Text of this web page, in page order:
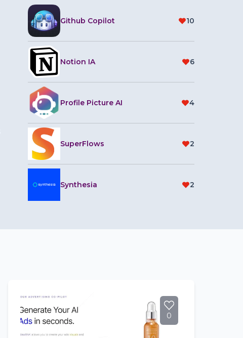
Github Copilot 10
Notion IA 6
Profile Picture AI 4
SuperFlows 2
Synthesia 2
0